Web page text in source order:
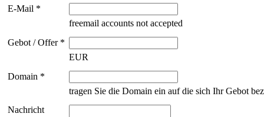
E-Mail *
freemail accounts not accepted
Gebot / Offer *
EUR
Domain *
tragen Sie die Domain ein auf die sich Ihr Gebot
Nachricht